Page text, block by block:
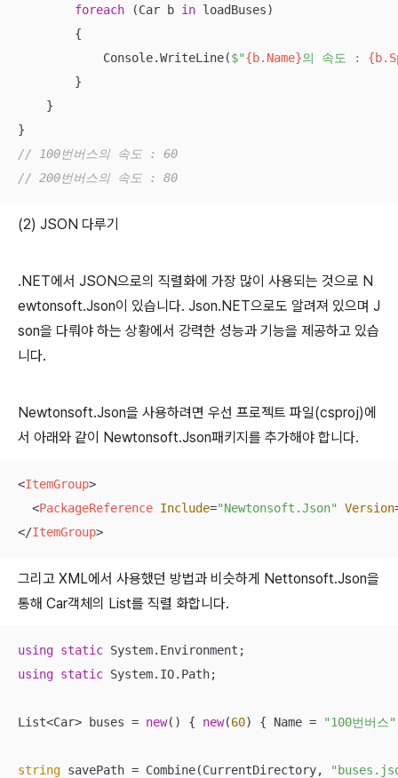
foreach (Car b in loadBuses)
        {
            Console.WriteLine(
$"{b.Name}의 속도 :
        }
    }
// 100번버스의 속도 : 60
// 200번버스의 속도 : 80
(2) JSON 다루기
.NET에서 JSON으로의 직렬화에 가장 많이 사용되는 것으로 N
ewtonsoft.Json이 있습니다. Json.NET으로도 알려져 있으며 J
son을 다뤄야 하는 상황에서 강력한 성능과 기능을 제공하고 있습
니다.
Newtonsoft.Json을 사용하려면 우선 프로젝트 파일(csproj)에
서 아래와 같이 Newtonsoft.Json패키지를 추가해야 합니다.
<ItemGroup>
<PackageReference Include="Newtonsoft.Json" Version
</ItemGroup>
그리고 XML에서 사용했던 방법과 비슷하게 Nettonsoft.Json을
통해 Car객체의 List를 직렬 화합니다.
using static
using static System.IO.Path;
List<Car> buses = new() { new(60) { Name = "100번버스"
string savePath = Combine(CurrentDirectory,